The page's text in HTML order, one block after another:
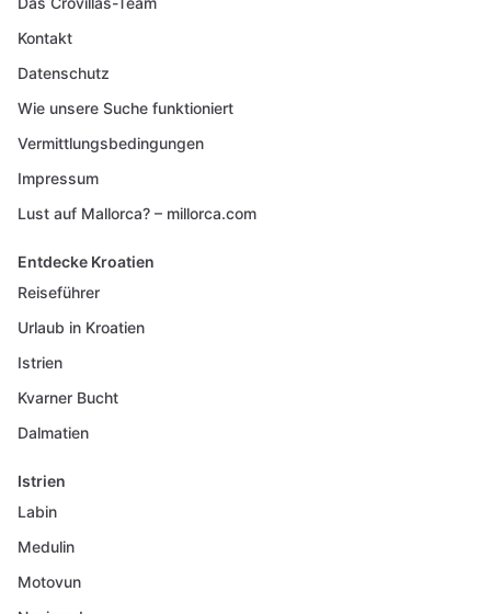
Kontakt
Datenschutz
Wie unsere Suche funktioniert
Vermittlungsbedingungen
Impressum
Lust auf Mallorca? – millorca.com
Entdecke Kroatien
Reiseführer
Urlaub in Kroatien
Istrien
Kvarner Bucht
Dalmatien
Istrien
Labin
Medulin
Motovun